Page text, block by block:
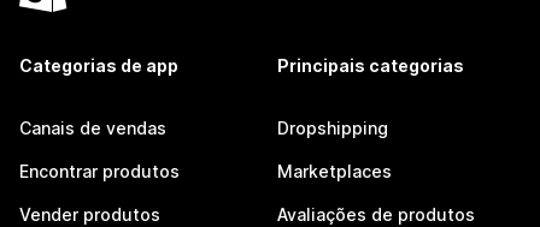
Categorias de app
Canais de vendas
Encontrar produtos
Vender produtos
Principais categorias
Dropshipping
Marketplaces
Avaliações de produtos